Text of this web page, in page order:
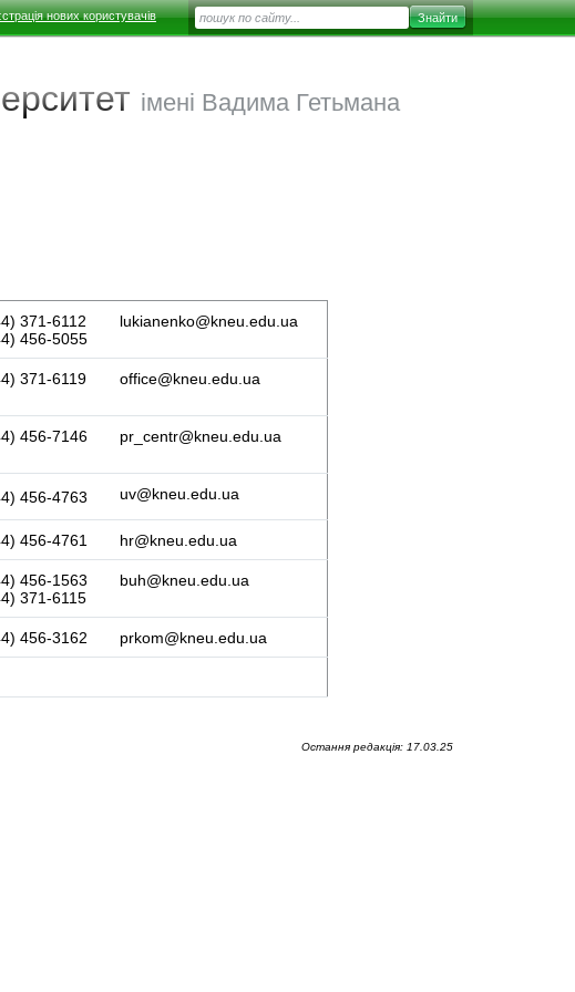
нових користувачів
імені Вадима Гетьмана
371-6112
456-5055
lukianenko@kneu.edu.ua
371-6119 office@kneu.edu.ua
456-7146 pr_centr@kneu.edu.ua
456-4763 uv@kneu.edu.ua
456-4761 hr@kneu.edu.ua
456-1563
371-6115
buh@kneu.edu.ua
456-3162 prkom@kneu.edu.ua
Остання редакція: 17.03.25